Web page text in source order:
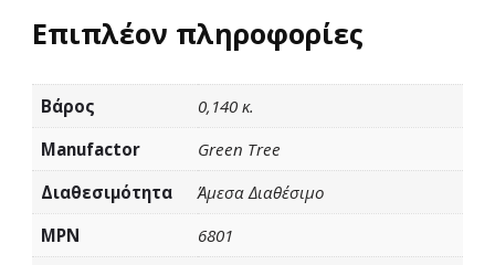
Επιπλέον πληροφορίες
Βάρος
0,140 κ.
Manufactor
Green Tree
Διαθεσιμότητα
Άμεσα Διαθέσιμο
MPN
6801